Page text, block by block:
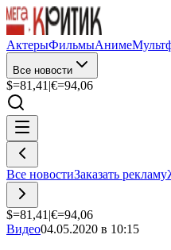
АктерыФильмыАниме
Все новости
$=81,41 |€=94,06
Все новостиЗаказать рекламу
$=81,41 |€=94,06
Видео04.05.2020 в 10:15